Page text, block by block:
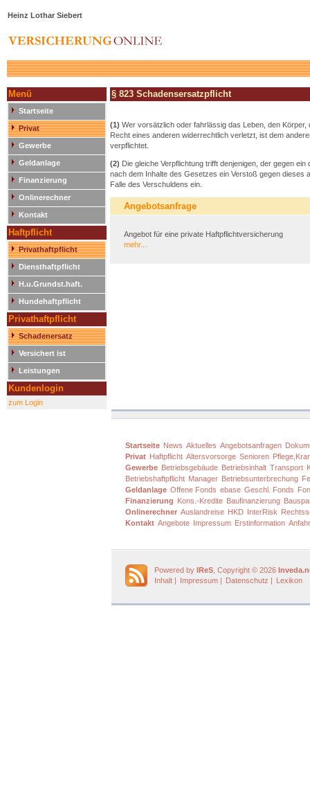
Heinz Lothar Siebert
Menü
Startseite
Privat
Gewerbe
Geldanlage
Finanzierung
Onlinerechner
Kontakt
Haftpflicht
Privathaftpflicht
Diensthaftpflicht
H.u.Grundst.haft.
Hundehaftpflicht
Privathaftpflicht
Schadenersatz
Versichert ist
Leistungen
Kundenlogin
zum Login
§ 823 Schadensersatzpflicht
(1) Wer vorsätzlich oder fahrlässig das Leben, den
Recht eines anderen widerrechtlich verletzt, ist dem
verpflichtet.
(2) Die gleiche Verpflichtung trifft denjenigen, der gegen
nach dem Inhalte des Gesetzes ein Verstoß gegen dieses
Falle des Verschuldens ein.
Angebotsanfrage
Angebot für eine private Haftpflichtversicherung
mehr...
Startseite News Aktuelles Angebotsanfragen
Privat Haftpflicht Altersvorsorge Senioren
Gewerbe Betriebsgebäude Betriebsinhalt Transport
Betriebshaftpflicht Manager Betriebsunterbrechung
Geldanlage Offene Fonds ebase Geschl. Fonds
Finanzierung Kons.-Kredite Baufinanzierung
Onlinerechner Auslandreise HKD InterRisk
Kontakt Angebote Impressum Erstinformation
Powered by IReS , Copyright © 2026
Inhalt | Impressum | Datenschutz | Lexikon